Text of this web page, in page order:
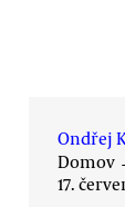
Ondřej
Domov
17.